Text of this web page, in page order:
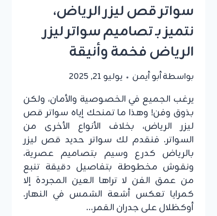
سواتر قص ليزر الرياض،
نتميز بـ تصاميم سواتر ليزر
الرياض فخمة وأنيقة
بواسطةأبو أيمن يوليو 21, 2025
يرغب الجميع في الخصوصية والأمان، ولكن
بذوق وفن! وهذا ما تمنحك إياه سواتر قص
ليزر الرياض، بخلاف الأنواع الأخرى من
السواتر. فنقدم لك سواتر حديد قص ليزر
بالرياض كدرع وسيم بتصاميم عصرية،
ونقوش مخطوطة بتفاصيل دقيقة تنبع
من عمق الفن لا تراها العين المجردة إلا
كمرايا تعكس أشعة الشمس في النهار.
أوكظلال على جدران القمر…